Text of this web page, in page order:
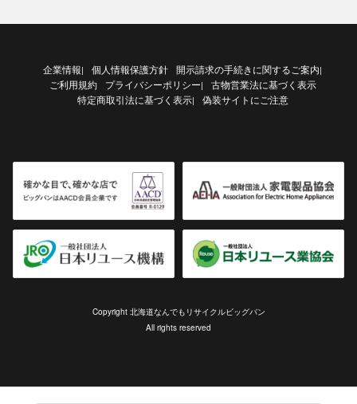
企業情報| 個人情報保護方針 開示請求の手続きに関するご案内|
ご利用規約 プライバシーポリシー|
古物営業法に基づく表示
特定商取引法に基づく表示| 偽装サイトにご注意
Copyright 北海道なんでもリサイクルビッグバン
All rights reserved